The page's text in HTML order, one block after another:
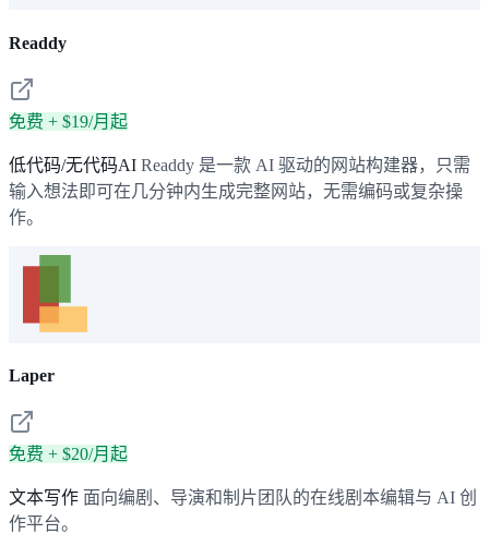
Readdy
免费 + $19/月起
低代码/无代码AI Readdy 是一款 AI 驱动的网站构建器，只需
输入想法即可在几分钟内生成完整网站，无需编码或复杂操
作。
Laper
免费 + $20/月起
文本写作 面向编剧、导演和制片团队的在线剧本编辑与 AI 创
作平台。